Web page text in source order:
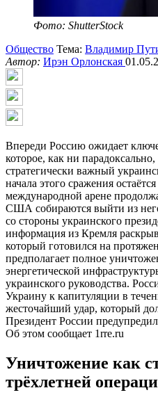
Фото: ShutterStock
Общество Тема: Владимир
Автор: Ирэн Орлонская
Впереди Россию ожидает
которое, как ни парадоксально,
стратегически важный
начала этого сражения
международной арене
США собираются выйти из
со стороны украинского
информация из Кремля
который готовился на
предполагает полное
энергетической
украинского руководства.
Украину к капитуляции в
жесточайший удар, который
Президент России
Об этом сообщает 1rre.ru
Уничтожение как
трёхлетней